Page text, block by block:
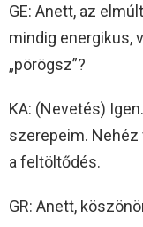
GE: Anett, az
mindig energikus,
„pörögsz”?
KA: (Nevetés)
szerepeim. Nehéz
a feltöltődés.
GR: Anett,